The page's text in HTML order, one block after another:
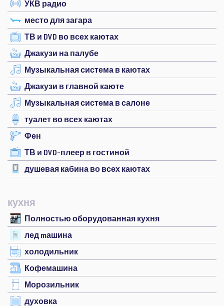
УКВ радио
место для загара
ТВ и DVD во всех каютах
Джакузи на палубе
Музыкальная система в каютах
Джакузи в главной каюте
Музыкальная система в салоне
туалет во всех каютах
Фен
ТВ и DVD-плеер в гостиной
душевая кабина во всех каютах
кухня
Полностью оборудованная кухня
лед mашина
холодильник
Кофемашина
Морозильник
духовка